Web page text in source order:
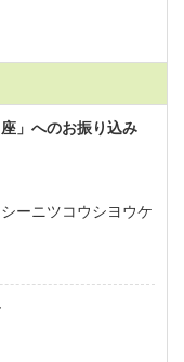
」へのお振り込み
ーニツコウシヨウケ